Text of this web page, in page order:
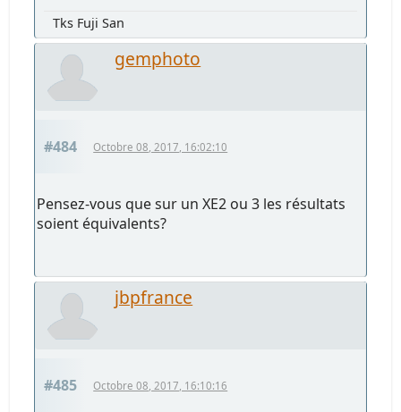
Tks Fuji San
gemphoto
#484 Octobre 08, 2017, 16:02:10
Pensez-vous que sur un XE2 ou 3 les résultats
soient équivalents?
jbpfrance
#485 Octobre 08, 2017, 16:10:16